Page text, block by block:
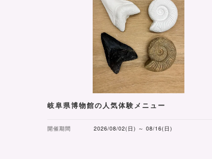
岐阜県博物館の人気体験メニュー
開催期間 2026/08/02(日) ～ 08/16(日)